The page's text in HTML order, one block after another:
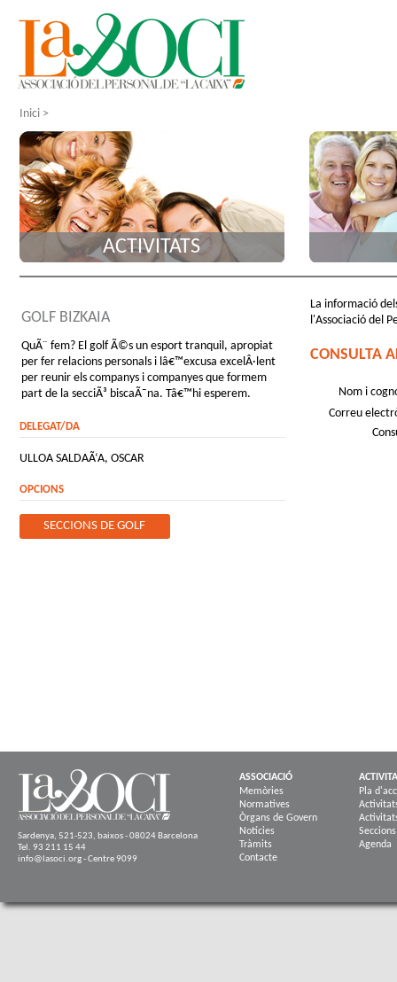
Inici >
ACTIVITATS
GOLF BIZKAIA
QuÃ¨ fem? El golf Ã©s un esport tranquil, apropiat
per fer relacions personals i lâ€™excusa excelÂ·lent
per reunir els companys i companyes que formem
part de la secciÃ³ biscaÃ¯na. Tâ€™hi esperem.
DELEGAT/DA
ULLOA SALDAÃ‘A, OSCAR
OPCIONS
SECCIONS DE GOLF
La informació
l'Associació del
CONSULTA
Nom i
Correu
Sardenya, 521-523, baixos - 08024 Barcelona
Tel. 93 211 15 44
info@lasoci.org - Centre 9099
ASSOCIACIÓ
Memòries
Normatives
Òrgans de Govern
Notícies
Tràmits
Contacte
Pla
Seccions
Agenda